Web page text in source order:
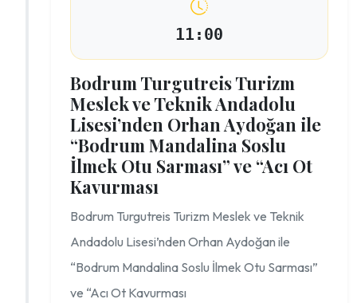
11:00
Bodrum Turgutreis Turizm
Meslek ve Teknik Andadolu
Lisesi’nden Orhan Aydoğan ile
“Bodrum Mandalina Soslu
İlmek Otu Sarması” ve “Acı Ot
Kavurması
Bodrum Turgutreis Turizm Meslek ve Teknik
Andadolu Lisesi’nden Orhan Aydoğan ile
“Bodrum Mandalina Soslu İlmek Otu Sarması”
ve “Acı Ot Kavurması